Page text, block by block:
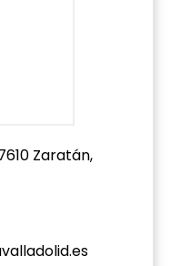
Zaratán,